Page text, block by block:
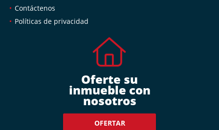
Contáctenos
Políticas de privacidad
Oferte su
inmueble con
nosotros
OFERTAR